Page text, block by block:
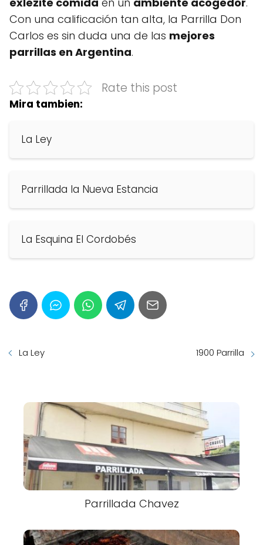
Con una calificación tan alta, la Parrilla Don
Carlos es sin duda una de las mejores
parrillas en Argentina.
Rate this post
Mira tambien:
La Ley
Parrillada la Nueva Estancia
La Esquina El Cordobés
La Ley 1900 Parrilla
Parrillada Chavez